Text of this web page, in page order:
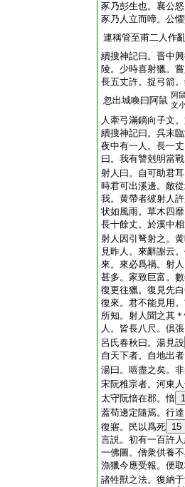
豕乃彭生也。襄公
豕乃人立而啼。公
連稱管至甫二人作
續搜神記曰。晋中
陵。少時喜射獵。
長五丈許。捉弓箭
忽出城喚曰阿鼠 阿
文
人牽弓滿鏑向子文
續搜神記曰。呉末
夜中有一人。長一
曰。我有讐剋明當
射人曰。自可助君
時君可出溪邊。敵
我。黄帶者彼射人
状如風雨。草木四
長十餘丈。於溪中
射人因引弩射之。
見昨人。來辭謝云
來。來必爲禍。射
甚多。家致巨富。
復更往獵。復見先
復來。君不能見用
所知。射人聞之其
人。皆長八尺。倶
呂氏春秋曰。湯見設
自天下者。自地出
湯曰。嘻盡之矣。
宋阮稚宗者。河東
太守阮愔在郡。愔
蓋苟邊定隨焉。行
復寤。民以爲死 15
言説。初有一百許
一佛圖。僧衆供養
漁獵今應受報。便
諸牲獸之法。復納